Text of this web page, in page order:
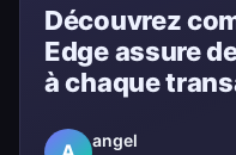
Découvrez
Edge assure
à chaque
angel